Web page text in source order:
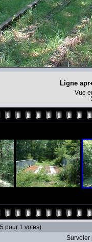
Ligne
Vue
pour 1 votes)
Survoler